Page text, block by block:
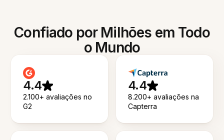
Confiado por Milhões em Todo
o Mundo
4.4
2.100+ avaliações no
G2
4.4
8.200+ avaliações na
Capterra